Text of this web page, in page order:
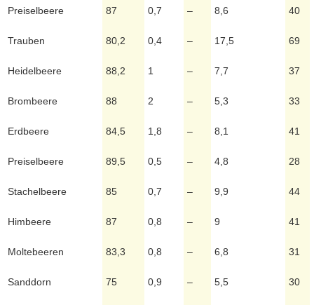
Preiselbeere 87 0,7 – 8,6 40
Trauben 80,2 0,4 – 17,5 69
Heidelbeere 88,2 1 – 7,7 37
Brombeere 88 2 – 5,3 33
Erdbeere 84,5 1,8 – 8,1 41
Preiselbeere 89,5 0,5 – 4,8 28
Stachelbeere 85 0,7 – 9,9 44
Himbeere 87 0,8 – 9 41
Moltebeeren 83,3 0,8 – 6,8 31
Sanddorn 75 0,9 – 5,5 30